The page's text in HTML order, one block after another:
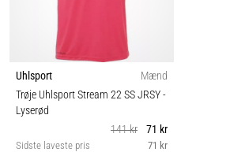
Uhlsport
Mænd
Trøje Uhlsport Stream 22 SS JRSY-
Lyserød
141 kr
71 kr
Sidste laveste pris 71 kr